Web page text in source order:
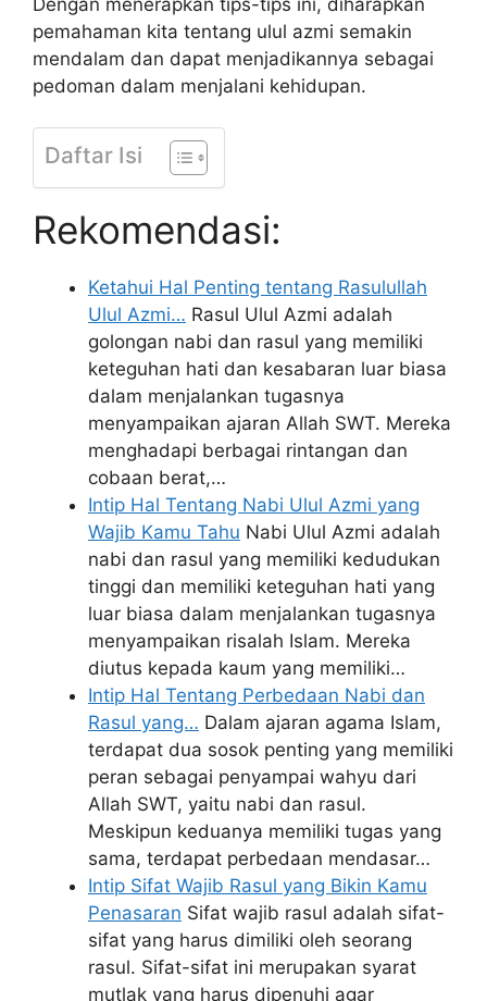
pemahaman kita tentang ulul azmi semakin
mendalam dan dapat menjadikannya sebagai
pedoman dalam menjalani kehidupan.
Daftar Isi
Rekomendasi:
Ketahui Hal Penting tentang Rasulullah
Ulul Azmi… Rasul Ulul Azmi adalah
golongan nabi dan rasul yang memiliki
keteguhan hati dan kesabaran luar biasa
dalam menjalankan tugasnya
menyampaikan ajaran Allah SWT. Mereka
menghadapi berbagai rintangan dan
cobaan berat,…
Intip Hal Tentang Nabi Ulul Azmi yang
Wajib Kamu Tahu Nabi Ulul Azmi adalah
nabi dan rasul yang memiliki kedudukan
tinggi dan memiliki keteguhan hati yang
luar biasa dalam menjalankan tugasnya
menyampaikan risalah Islam. Mereka
diutus kepada kaum yang memiliki…
Intip Hal Tentang Perbedaan Nabi dan
Rasul yang… Dalam ajaran agama Islam,
terdapat dua sosok penting yang memiliki
peran sebagai penyampai wahyu dari
Allah SWT, yaitu nabi dan rasul.
Meskipun keduanya memiliki tugas yang
sama, terdapat perbedaan mendasar…
Intip Sifat Wajib Rasul yang Bikin Kamu
Penasaran Sifat wajib rasul adalah sifat-
sifat yang harus dimiliki oleh seorang
rasul. Sifat-sifat ini merupakan syarat
mutlak yang harus dipenuhi agar